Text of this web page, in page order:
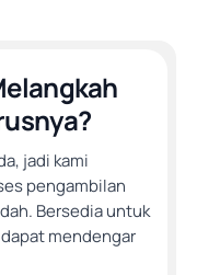
jadi kami
pengambilan
Bersedia untuk
mendengar